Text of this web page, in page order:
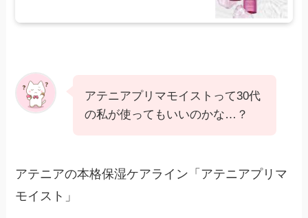
アテニアプリマモイストって30代
の私が使ってもいいのかな…？
アテニアの本格保湿ケアライン「アテニアプリマ
モイスト」